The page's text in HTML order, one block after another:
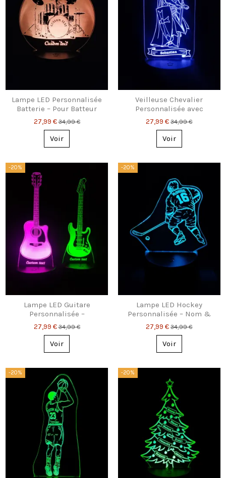
Lampe LED Personnalisée
Batterie – Pour Batteur
avec Nom Gravé
27,99 €34,99 €
Voir
Veilleuse Chevalier
Personnalisée avec
Prénom Gravé – Lampe
LED Enfant
27,99 €34,99 €
Voir
-20%
Lampe LED Guitare
Personnalisée –
Acoustique ou Électrique
27,99 €34,99 €
Voir
-20%
Lampe LED Hockey
Personnalisée – Nom &
Numéro Gravés
27,99 €34,99 €
Voir
-20% -20%